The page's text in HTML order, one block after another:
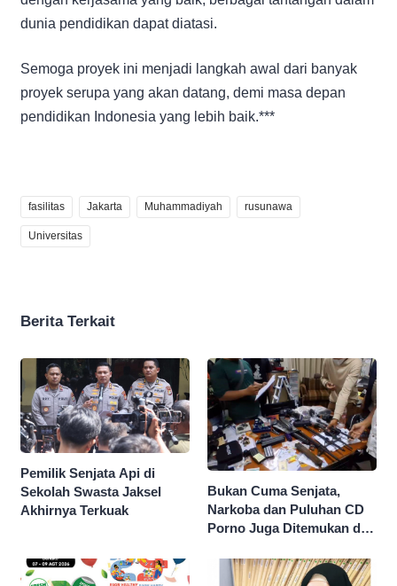
dunia pendidikan dapat diatasi.
Semoga proyek ini menjadi langkah awal dari banyak
proyek serupa yang akan datang, demi masa depan
pendidikan Indonesia yang lebih baik.***
fasilitas Jakarta Muhammadiyah rusunawa
Universitas
Berita Terkait
Pemilik Senjata Api di
Sekolah Swasta Jaksel
Akhirnya Terkuak
Bukan Cuma Senjata,
Narkoba dan Puluhan CD
Porno Juga Ditemukan di